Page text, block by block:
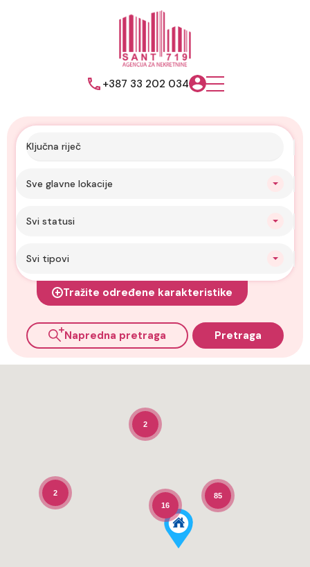
+387 33 202 034
Sve glavne lokacije
Svi statusi
Svi tipovi
Tražite određene karakteristike
Napredna pretraga Pretraga
85
16
2
2